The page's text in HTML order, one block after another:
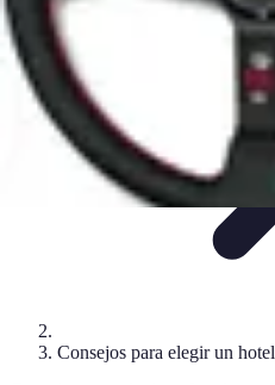
Consejos para elegir un hotel